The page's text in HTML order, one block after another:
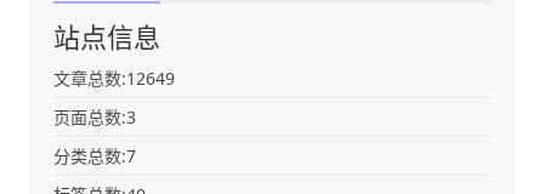
站点信息
文章总数:12649
页面总数:3
分类总数:7